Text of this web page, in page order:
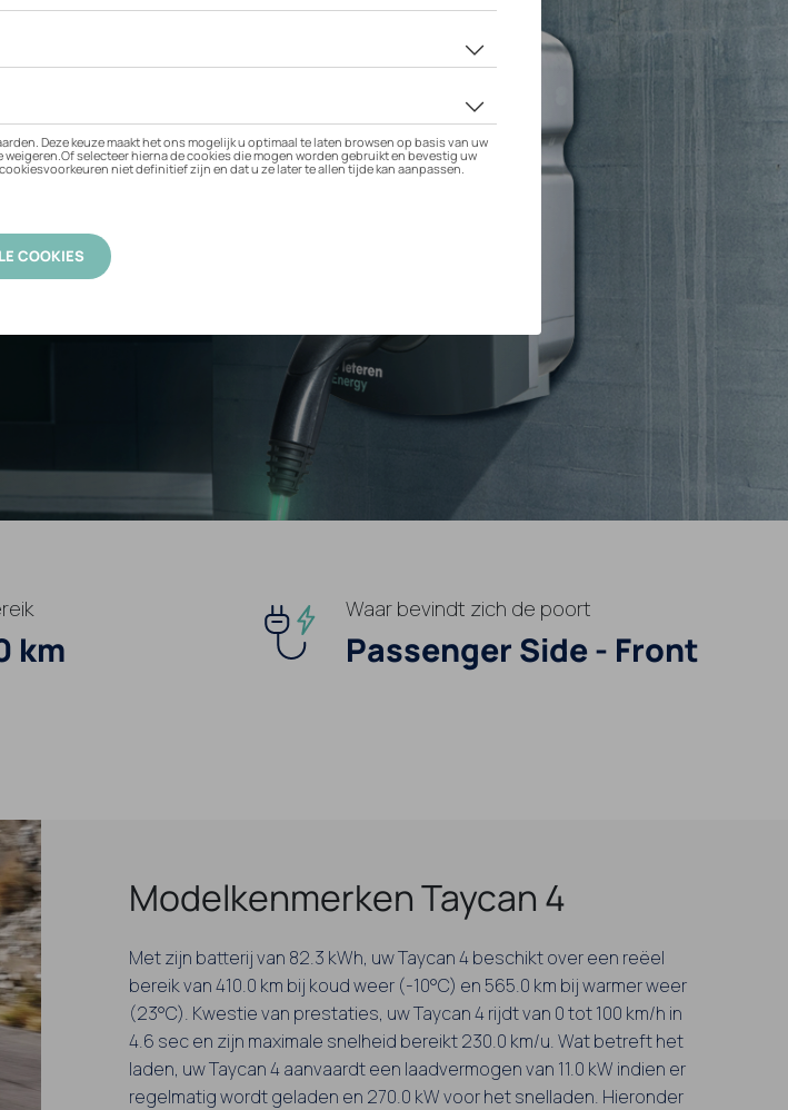
Taycan 4 opladen?
km
Waar bevindt zich de poort
Passenger Side - Front
Modelkenmerken Taycan 4
Met zijn batterij van 82.3 kWh, uw Taycan 4 beschikt over een reëel
bereik van 410.0 km bij koud weer (-10°C) en 565.0 km bij warmer weer
(23°C). Kwestie van prestaties, uw Taycan 4 rijdt van 0 tot 100 km/h in
4.6 sec en zijn maximale snelheid bereikt 230.0 km/u. Wat betreft het
laden, uw Taycan 4 aanvaardt een laadvermogen van 11.0 kW indien er
regelmatig wordt geladen en 270.0 kW voor het snelladen. Hieronder